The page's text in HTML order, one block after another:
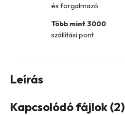
és forgalmazó
Több mint 3000
szállítási pont
Leírás
Kapcsolódó fájlok (2)